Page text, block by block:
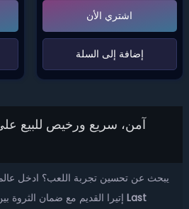
اشتري الأن
‌إضافة إلى السلة‌
إتيرا القديم مع ضمان